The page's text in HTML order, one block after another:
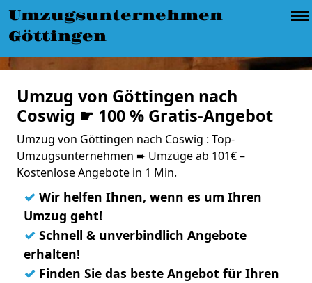
Umzugsunternehmen
Göttingen
Umzug von Göttingen nach
Coswig ☛ 100 % Gratis-Angebot
Umzug von Göttingen nach Coswig : Top-
Umzugsunternehmen ➨ Umzüge ab 101€ –
Kostenlose Angebote in 1 Min.
✓ Wir helfen Ihnen, wenn es um Ihren
Umzug geht!
✓ Schnell & unverbindlich Angebote
erhalten!
✓ Finden Sie das beste Angebot für Ihren